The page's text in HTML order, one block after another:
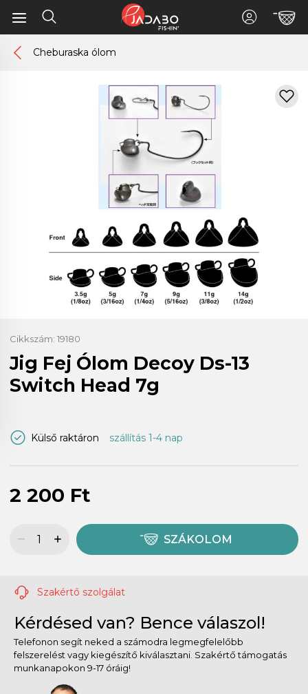
Cheburaska ólom
Cikkszám: 19180
Jig Fej Ólom Decoy Ds-13
Switch Head 7g
Külső raktáron szállítás 1-4 nap
2 200 Ft
SZÁKOLOM
Szakértő szolgálat
Kérdésed van? Bence válaszol!
Telefonon segít neked a számodra legmegfelelőbb
felszerelést vagy kiegészítő kiválasztani. Szakértő támogatás
munkanapokon 9-17 óráig!